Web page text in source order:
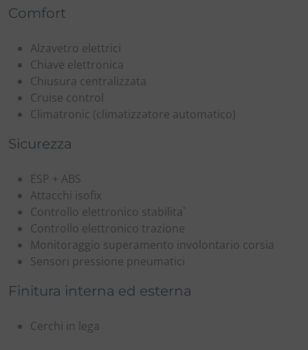
Comfort
Alzavetro elettrici
Chiave elettronica
Chiusura centralizzata
Cruise control
Climatronic (climatizzatore automatico)
Sicurezza
ESP + ABS
Attacchi isofix
Controllo elettronico stabilita`
Controllo elettronico trazione
Monitoraggio superamento involontario corsia
Sensori pressione pneumatici
Finitura interna ed esterna
Cerchi in lega